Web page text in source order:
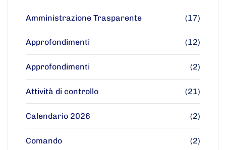
Amministrazione Trasparente (17)
Approfondimenti (12)
Approfondimenti (2)
Attività di controllo (21)
Calendario 2026 (2)
Comando (2)